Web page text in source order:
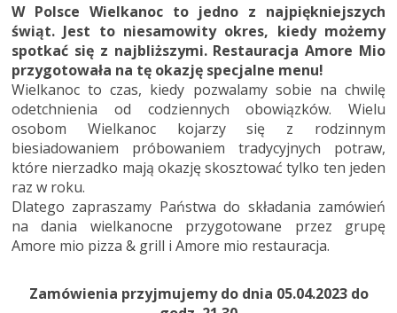
W Polsce Wielkanoc to jedno z najpiękniejszych
świąt. Jest to niesamowity okres, kiedy możemy
spotkać się z najbliższymi. Restauracja Amore Mio
przygotowała na tę okazję specjalne menu!
Wielkanoc to czas, kiedy pozwalamy sobie na chwilę
odetchnienia od codziennych obowiązków. Wielu
osobom Wielkanoc kojarzy się z rodzinnym
biesiadowaniem próbowaniem tradycyjnych potraw,
które nierzadko mają okazję skosztować tylko ten jeden
raz w roku.
Dlatego zapraszamy Państwa do składania zamówień
na dania wielkanocne przygotowane przez grupę
Amore mio pizza & grill i Amore mio restauracja.
Zamówienia przyjmujemy do dnia 05.04.2023 do